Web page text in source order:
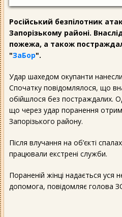
Російський безпілотник
Запорізькому районі.
пожежа, а також
"ЗаБор".
Удар шахедом окупанти
Спочатку повідомлялося, що
обійшлося без постраждалих.
що через удар поранення
Запорізького району.
Після влучання на об’єкті
працювали екстрені служби.
Пораненій жінці надається уся
допомога, повідомляє голова